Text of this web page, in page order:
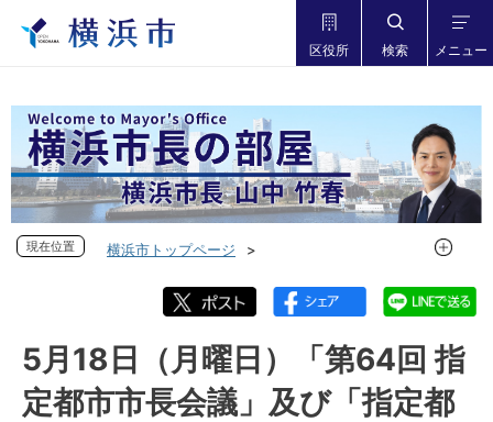
区役所 検索 メニュー
現在位置
横浜市トップページ
フォトダイアリー 2026年度
フォトダイアリー 2026年5月
5月18日（月曜日）「第64回 指定都市市長会議」及び「指定
都市を応援する国会議員の会」に出席しました
現在位
5月18日（月曜日）「第64回 指
定都市市長会議」及び「指定都